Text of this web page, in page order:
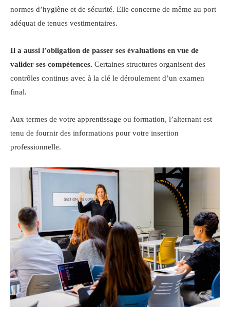
normes d’hygiène et de sécurité. Elle concerne de même au port
adéquat de tenues vestimentaires.
Il a aussi l’obligation de passer ses évaluations en vue de
valider ses compétences. Certaines structures organisent des
contrôles continus avec à la clé le déroulement d’un examen
final.
Aux termes de votre apprentissage ou formation, l’alternant est
tenu de fournir des informations pour votre insertion
professionnelle.